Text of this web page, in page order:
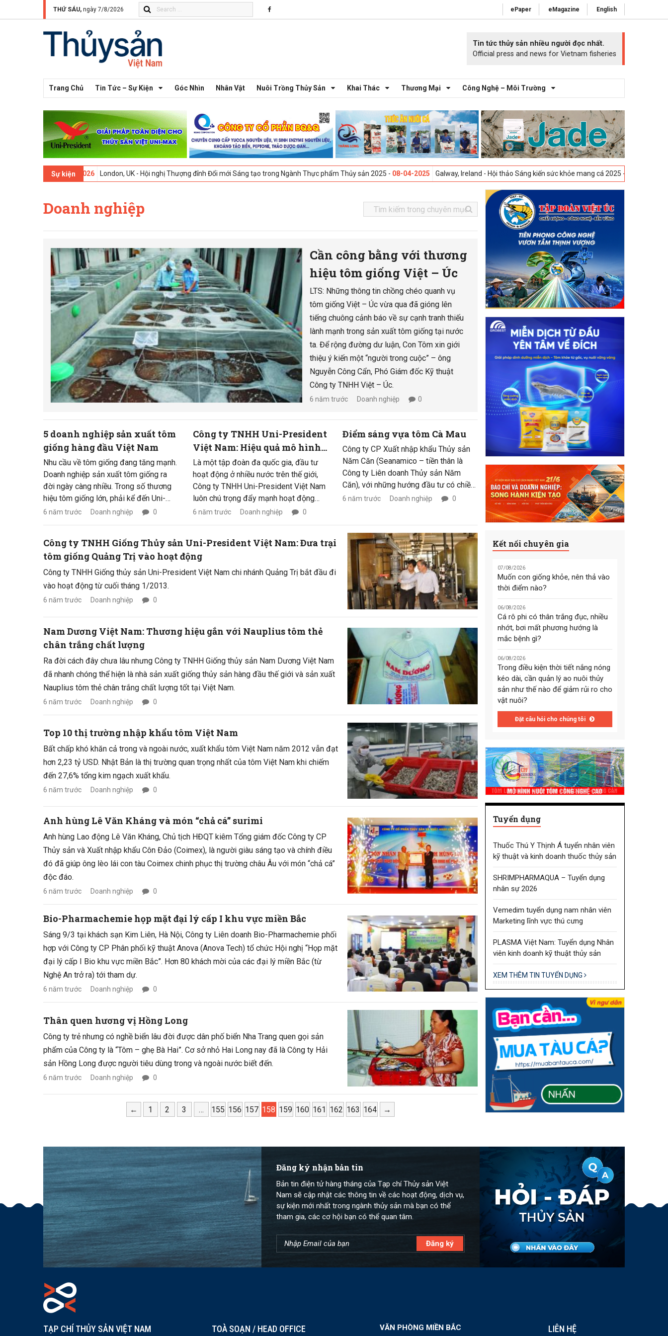
THỨ SÁU, ngày 7/8/2026 ePaper eMagazine English
Tin tức thủy sản nhiều người đọc nhất.
Official press and news for Vietnam fisheries
Trang Chủ Tin Tức – Sự Kiện Góc Nhìn Nhân Vật Nuôi Trồng Thủy Sản Khai Thác Thương Mại Công Nghệ – Môi Trường
Sự kiện
09-02-2026 London, UK - Hội nghị Thượng đỉnh Đổi mới Sáng tạo trong Ngành Thực phẩm Thủy sản 2025 -08-04-2025 Galway, Ireland - Hội thảo Sáng kiến sức khỏe mang cá 2025 -23-04-2025
Doanh nghiệp
Cần công bằng với thương
hiệu tôm giống Việt – Úc
LTS: Những thông tin chồng chéo quanh vụ
tôm giống Việt – Úc vừa qua đã gióng lên
tiếng chuông cảnh báo về sự cạnh tranh thiếu
lành mạnh trong sản xuất tôm giống tại nước
ta. Để rộng đường dư luận, Con Tôm xin giới
thiệu ý kiến một “người trong cuộc” – ông
Nguyễn Công Cẩn, Phó Giám đốc Kỹ thuật
Công ty TNHH Việt – Úc.
6 năm trước Doanh nghiệp 0
5 doanh nghiệp sản xuất tôm
giống hàng đầu Việt Nam
Nhu cầu về tôm giống đang tăng mạnh.
Doanh nghiệp sản xuất tôm giống ra
đời ngày càng nhiều. Trong số thương
hiệu tôm giống lớn, phải kể đến Uni-
Larva, C.P., Việt – Úc… Tôm thẻ chân
6 năm trước Doanh nghiệp 0
Công ty TNHH Uni-President
Việt Nam: Hiệu quả mô hình
tham quan, học hỏi kinh
nghiệm
Là một tập đoàn đa quốc gia, đầu tư
hoạt động ở nhiều nước trên thế giới,
Công ty TNHH Uni-President Việt Nam
luôn chú trọng đẩy mạnh hoạt động
trao đổi hợp tác giữa các nước để các
6 năm trước Doanh nghiệp 0
Điểm sáng vựa tôm Cà Mau
Công ty CP Xuất nhập khẩu Thủy sản
Năm Căn (Seanamico – tiền thân là
Công ty Liên doanh Thủy sản Năm
Căn), với những hướng đầu tư có chiều
sâu cùng chiến lược kinh doanh bài
tập” giải thưởng.
6 năm trước Doanh nghiệp 0
Công ty TNHH Giống Thủy sản Uni-President Việt Nam: Đưa trại
tôm giống Quảng Trị vào hoạt động
Công ty TNHH Giống thủy sản Uni-President Việt Nam chi nhánh Quảng Trị bắt đầu đi
vào hoạt động từ cuối tháng 1/2013.
6 năm trước Doanh nghiệp 0
Nam Dương Việt Nam: Thương hiệu gắn với Nauplius tôm thẻ
chân trắng chất lượng
Ra đời cách đây chưa lâu nhưng Công ty TNHH Giống thủy sản Nam Dương Việt Nam
đã nhanh chóng thể hiện là nhà sản xuất giống thủy sản hàng đầu thế giới và sản xuất
Nauplius tôm thẻ chân trắng chất lượng tốt tại Việt Nam.
6 năm trước Doanh nghiệp 0
Top 10 thị trường nhập khẩu tôm Việt Nam
Bất chấp khó khăn cả trong và ngoài nước, xuất khẩu tôm Việt Nam năm 2012 vẫn đạt
hơn 2,23 tỷ USD. Nhật Bản là thị trường quan trọng nhất của tôm Việt Nam khi chiếm
đến 27,6% tổng kim ngạch xuất khẩu.
6 năm trước Doanh nghiệp 0
Anh hùng Lê Văn Kháng và món “chả cá” surimi
Anh hùng Lao động Lê Văn Kháng, Chủ tịch HĐQT kiêm Tổng giám đốc Công ty CP
Thủy sản và Xuất nhập khẩu Côn Đảo (Coimex), là người giàu sáng tạo và chính điều
đó đã giúp ông lèo lái con tàu Coimex chinh phục thị trường châu Âu với món “chả cá”
độc đáo.
6 năm trước Doanh nghiệp 0
Bio-Pharmachemie họp mặt đại lý cấp I khu vực miền Bắc
Sáng 9/3 tại khách sạn Kim Liên, Hà Nội, Công ty Liên doanh Bio-Pharmachemie phối
hợp với Công ty CP Phân phối kỹ thuật Anova (Anova Tech) tổ chức Hội nghị “Họp mặt
đại lý cấp I Bio khu vực miền Bắc”. Hơn 80 khách mời của các đại lý miền Bắc (từ
Nghệ An trở ra) tới tham dự.
6 năm trước Doanh nghiệp 0
Thân quen hương vị Hồng Long
Công ty trẻ nhưng có nghề biển lâu đời được dân phố biển Nha Trang quen gọi sản
phẩm của Công ty là “Tôm – ghẹ Bà Hai”. Cơ sở nhỏ Hai Long nay đã là Công ty Hải
sản Hồng Long được người tiêu dùng trong và ngoài nước biết đến.
6 năm trước Doanh nghiệp 0
← 1 2 3 … 155 156 157 158 159 160 161 162 163 164 →
Kết nối chuyên gia
07/08/2026
Muốn con giống khỏe, nên thả vào
thời điểm nào?
06/08/2026
Cá rô phi có thân trắng đục, nhiều
nhớt, bơi mất phương hướng là
mắc bệnh gì?
06/08/2026
Trong điều kiện thời tiết nắng nóng
kéo dài, cần quản lý ao nuôi thủy
sản như thế nào để giảm rủi ro cho
vật nuôi?
Đặt câu hỏi cho chúng tôi
Tuyển dụng
Thuốc Thú Y Thịnh Á tuyển nhân viên
kỹ thuật và kinh doanh thuốc thủy sản
SHRIMPHARMAQUA – Tuyển dụng
nhân sự 2026
Vemedim tuyển dụng nam nhân viên
Marketing lĩnh vực thú cưng
PLASMA Việt Nam: Tuyển dụng Nhân
viên kinh doanh kỹ thuật thủy sản
XEM THÊM TIN TUYỂN DỤNG
Đăng ký nhận bản tin
Bản tin điện tử hàng tháng của Tạp chí Thủy sản Việt
Nam sẽ cập nhật các thông tin về các hoạt động, dịch vụ,
sự kiện mới nhất trong ngành thủy sản mà bạn có thể
tham gia, các cơ hội bạn có thể quan tâm.
TẠP CHÍ THỦY SẢN VIỆT NAM TOÀ SOẠN / HEAD OFFICE VĂN PHÒNG MIỀN BẮC LIÊN HỆ